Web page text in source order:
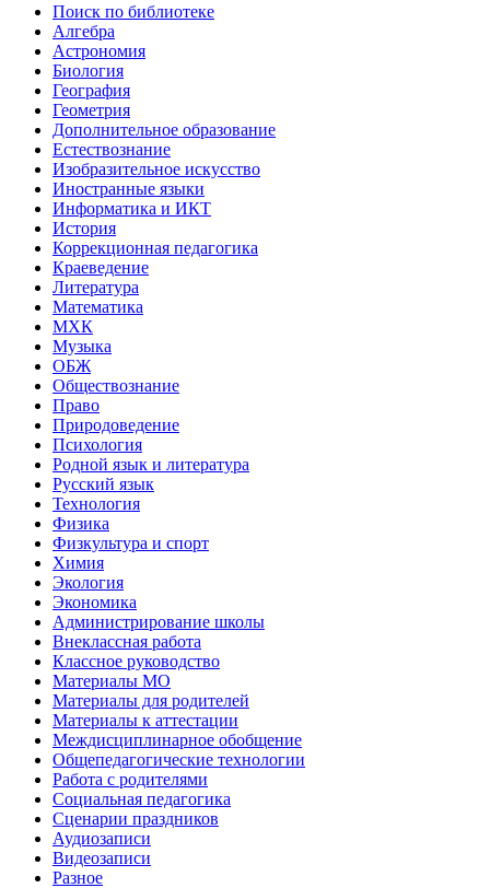
Поиск по библиотеке
Алгебра
Астрономия
Биология
География
Геометрия
Дополнительное образование
Естествознание
Изобразительное искусство
Иностранные языки
Информатика и ИКТ
История
Коррекционная педагогика
Краеведение
Литература
Математика
МХК
Музыка
ОБЖ
Обществознание
Право
Природоведение
Психология
Родной язык и литература
Русский язык
Технология
Физика
Физкультура и спорт
Химия
Экология
Экономика
Администрирование школы
Внеклассная работа
Классное руководство
Материалы МО
Материалы для родителей
Материалы к аттестации
Междисциплинарное обобщение
Общепедагогические технологии
Работа с родителями
Социальная педагогика
Сценарии праздников
Аудиозаписи
Видеозаписи
Разное